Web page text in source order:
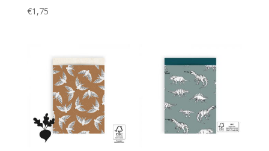
€1,75